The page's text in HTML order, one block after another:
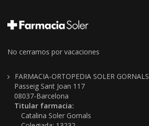
No cerramos por vacaciones
FARMACIA-ORTOPEDIA SOLER GORNALS
Passeig Sant Joan 117
08037-Barcelona
Titular farmacia:
Catalina Soler Gornals